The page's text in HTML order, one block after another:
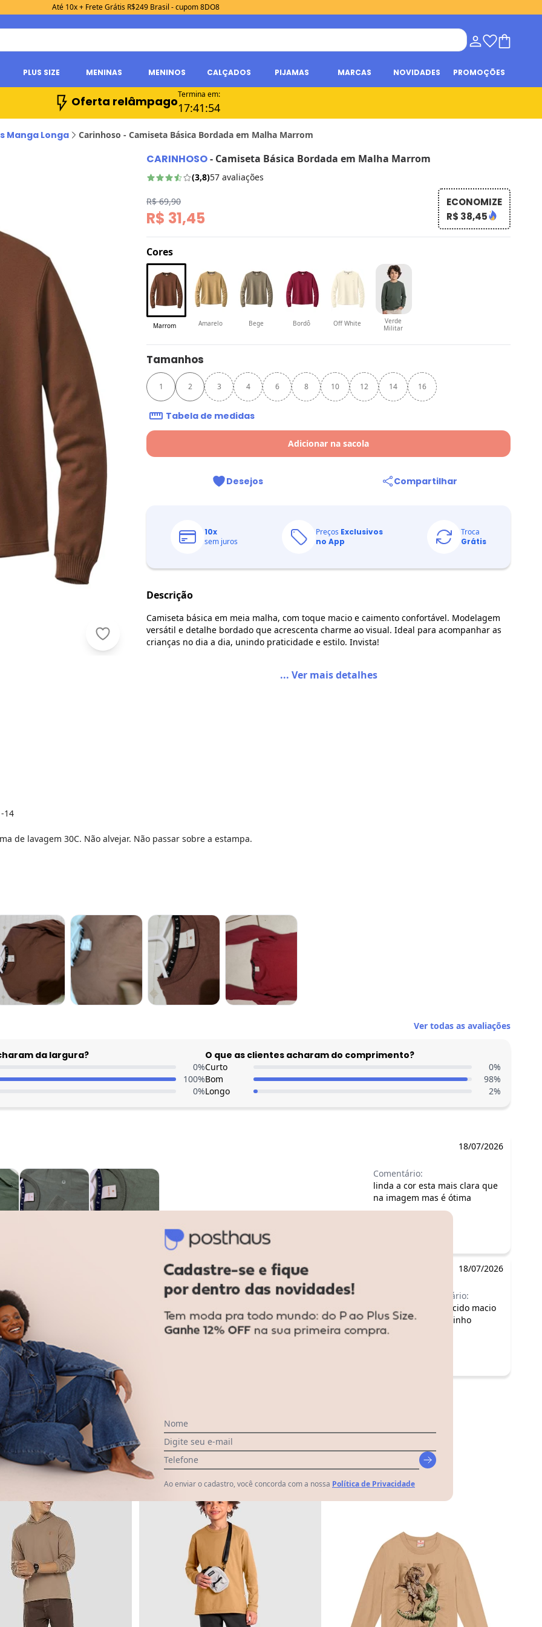
Até 10x + Frete Grátis R$249 Brasil - cupom 8DO8
PLUS SIZE MENINAS MENINOS CALÇADOS PIJAMAS MARCAS NOVIDADES PROMOÇÕES
Oferta relâmpagoTermina em:
17:41:53
Manga Longa Carinhoso - Camiseta Básica Bordada em Malha Marrom
Carinhoso - Camiseta Básica Bordada em Malha Marrom
CARINHOSO- Camiseta Básica Bordada em Malha Marrom
(3,8)57 avaliações
R$ 69,90
R$ 31,45
ECONOMIZE
R$ 38,45
Cores
Marrom Amarelo Bege Bordô Off White
Verde
Militar
Tamanhos
1 2 3 4 6 8 10 12 14 16
Tabela de medidas
Adicionar na sacola
Desejos Compartilhar
10x
sem juros
Preços Exclusivos
no App
Troca
Grátis
Descrição
Camiseta básica em meia malha, com toque macio e caimento confortável. Modelagem
versátil e detalhe bordado que acrescenta charme ao visual. Ideal para acompanhar as
crianças no dia a dia, unindo praticidade e estilo. Invista!
... Ver mais detalhes
14
de lavagem 30C. Não alvejar. Não passar sobre a estampa.
Ver todas as avaliações
da largura?
0%
100%
0%
O que as clientes acharam do comprimento?
Curto 0%
Bom
98%
Longo
2%
18/07/2026
Comentário:
linda a cor esta mais clara que
na imagem mas é ótima
18/07/2026
Comentário:
ótima tecido macio
e fresquinho
Ver todas as avaliações
-20% -20%
Nome
Digite seu e-mail
Telefone
Ao enviar o cadastro, você concorda com a nossa Política de Privacidade